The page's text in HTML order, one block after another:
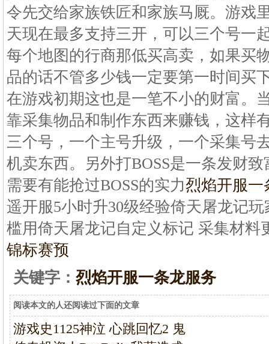
令先交给家族铁匠和家族马厩。游戏
天现在最多支持三开，可以三个号一
每个地图的行商那低买高卖，如果买
品的话不管多少钱一定要第一时间买
在游戏初期这也是一笔不小的财富。
靠采集物品和制作东西来赚钱，这样
三个号，一个主号升级，一个采集号
机卖东西。另外打BOSS是一条发财
需要有能抢过BOSS的实力烈焰开服一
遥开服5小时升30级经验倚天屠龙记
槛用倚天屠龙记自定义标记 采集材料
锦标赛预
关键字： 烈焰开服一条龙服务
阅读本文的人还阅读过下面的文章
游戏史1125神泣 心跳回忆2 鬼